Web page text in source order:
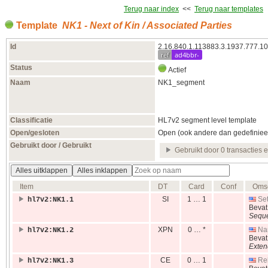
Terug naar index << Terug naar templates
Template NK1 - Next of Kin / Associated Parties
Id
ref ad4bbr-
Status
Actief
Naam
NK1_segment
Classificatie
HL7v2 segment level template
Open/gesloten
Open (ook andere dan
Gebruikt door / Gebruikt
Gebruikt door 0 transacties
Alles uitklappen
Alles inklappen
Item
DT Card Conf
hl7v2:NK1.1
SI 1 … 1
hl7v2:NK1.2
XPN 0 … *
hl7v2:NK1.3
CE 0 … 1